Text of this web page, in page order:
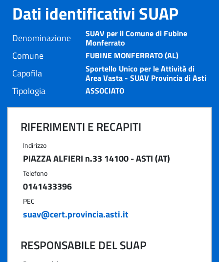
Dati identificativi SUAP
Denominazione SUAV per il Comune di Fubine
Monferrato
Comune FUBINE MONFERRATO (AL)
Capofila Sportello Unico per le Attività di
Area Vasta - SUAV Provincia di Asti
Tipologia ASSOCIATO
RIFERIMENTI E RECAPITI
Indirizzo
PIAZZA ALFIERI n.33 14100 - ASTI (AT)
Telefono
0141433396
PEC
suav@cert.provincia.asti.it
RESPONSABILE DEL SUAP